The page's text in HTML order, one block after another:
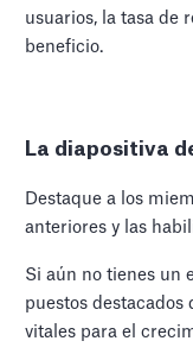
usuarios, la tasa de
beneficio.
La diapositiva
Destaque a los
anteriores y las
Si aún no tienes un
puestos destacados
vitales para el